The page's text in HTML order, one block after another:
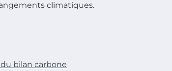
climatiques.
bilan carbone